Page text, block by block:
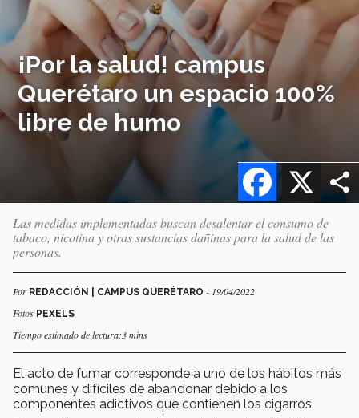
¡Por la salud! campus
Querétaro un espacio 100%
libre de humo
X
Facebook
Las medidas implementadas buscan desalentar el consumo de
tabaco, nicotina y otras sustancias dañinas para la salud de las
personas.
Por REDACCIÓN | CAMPUS QUERÉTARO - 19/04/2022
Fotos PEXELS
Tiempo estimado de lectura:3 mins
El acto de fumar corresponde a uno de los hábitos más
comunes y difíciles de abandonar debido a los
componentes adictivos que contienen los cigarros.